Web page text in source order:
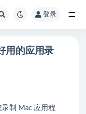
登录
录制 Mac 应用程